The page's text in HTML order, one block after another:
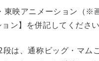
映アニメーション（※
ン】を併記してください
は、通称ビッグ・マム